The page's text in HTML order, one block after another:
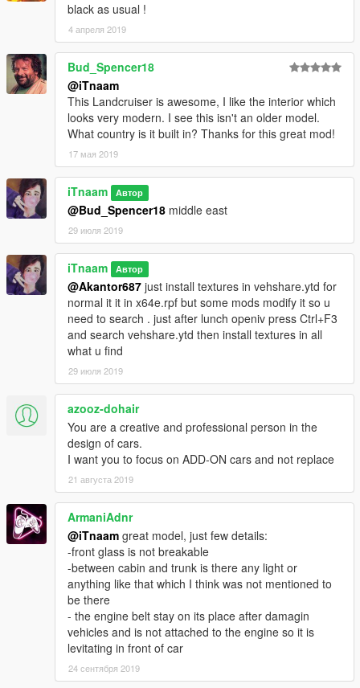
black as usual !
4 апреля 2019
Bud_Spencer18
@iTnaam
This Landcruiser is awesome, I like the interior which
looks very modern. I see this isn't an older model.
What country is it built in? Thanks for this great mod!
17 мая 2019
iTnaam Автор
@Bud_Spencer18 middle east
29 июля 2019
iTnaam Автор
@Akantor687 just install textures in vehshare.ytd for
normal it it in x64e.rpf but some mods modify it so u
need to search . just after lunch openiv press Ctrl+F3
and search vehshare.ytd then install textures in all
what u find
29 июля 2019
azooz-dohair
You are a creative and professional person in the
design of cars.
I want you to focus on ADD-ON cars and not replace
21 августа 2019
ArmaniAdnr
@iTnaam great model, just few details:
-front glass is not breakable
-between cabin and trunk is there any light or
anything like that which I think was not mentioned to
be there
- the engine belt stay on its place after damagin
vehicles and is not attached to the engine so it is
levitating in front of car
24 сентября 2019